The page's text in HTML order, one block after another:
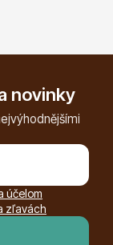
novinky
účelom
zľavách